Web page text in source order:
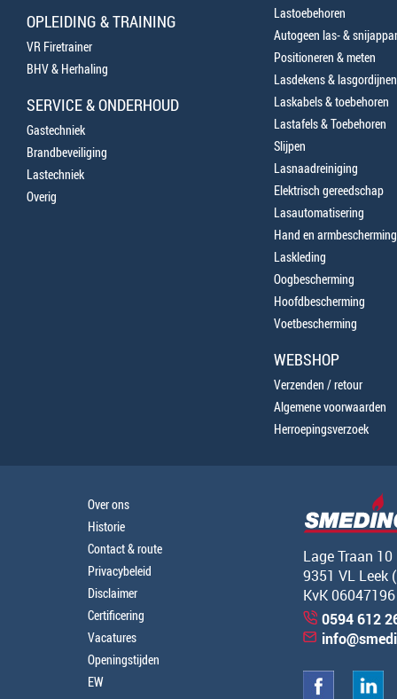
OPLEIDING & TRAINING
VR Firetrainer
BHV & Herhaling
SERVICE & ONDERHOUD
Gastechniek
Brandbeveiliging
Lastechniek
Overig
Lastoebehoren
Autogeen las- &
Positioneren & meten
Lasdekens & lasgordijnen
Laskabels & toebehoren
Lastafels & Toebehoren
Slijpen
Lasnaadreiniging
Elektrisch gereedschap
Lasautomatisering
Hand en armbescherming
Laskleding
Oogbescherming
Hoofdbescherming
Voetbescherming
WEBSHOP
Verzenden / retour
Algemene voorwaarden
Herroepingsverzoek
Over ons
Historie
Contact & route
Privacybeleid
Disclaimer
Certificering
Vacatures
Openingstijden
EW
Lage Traan 10
9351 VL Leek
KvK 06047196
0594 612